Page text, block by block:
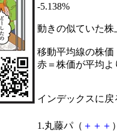
-5.138%
動きの似ていた
移動平均線の株価
赤＝株価が平均
インデックスに戻
1.丸藤パ（ ＋ ＋ ＋